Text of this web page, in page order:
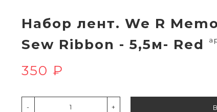
Набор лент. We R
Sew Ribbon - 5,5м- Red
350 ₽
- +